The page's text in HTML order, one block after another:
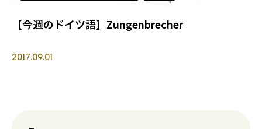
【今週のドイツ語】Zungenbrecher
2017.09.01